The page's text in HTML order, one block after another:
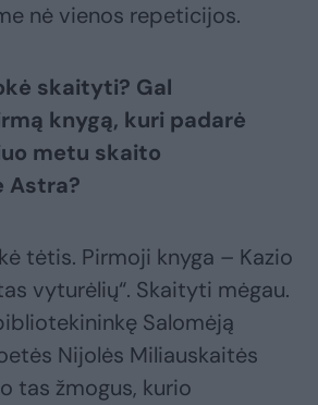
nė vienos repeticijos.
skaityti? Gal
knygą, kuri padarė
metu skaito
Astra?
tėtis. Pirmoji knyga – Kazio
vyturėlių“. Skaityti mėgau.
Salomėją
Nijolės Miliauskaitės
tas žmogus, kurio